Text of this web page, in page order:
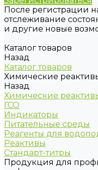
После регистрации
отслеживание
и другие новые
Каталог товаров
Назад
Каталог товаров
Химические
Назад
Химические
ГСО
Индикаторы
Питательные среды
Реагенты для
Реактивы
Стандарт-титры
Продукция для